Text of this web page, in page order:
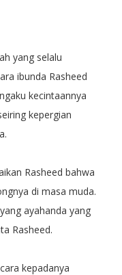
yang selalu
ibunda Rasheed
kecintaannya
kepergian
Rasheed bahwa
di masa muda.
ayahanda yang
Rasheed.
kepadanya